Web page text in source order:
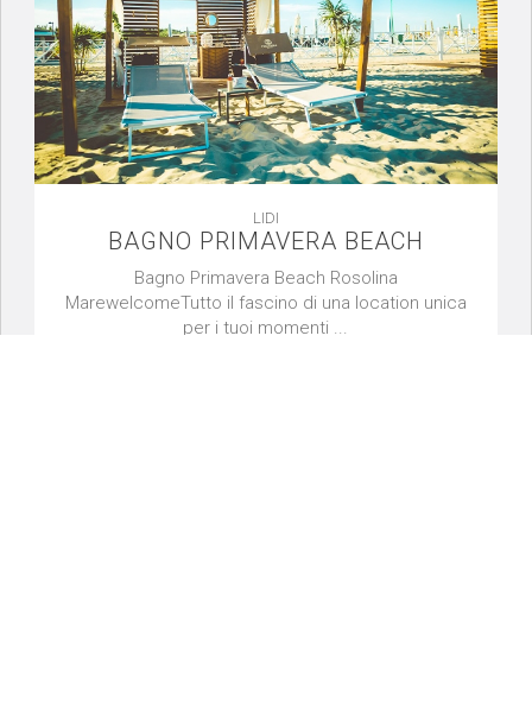
LIDI
BAGNO PRIMAVERA BEACH
Bagno Primavera Beach Rosolina
MarewelcomeTutto il fascino di una location unica
per i tuoi momenti ...